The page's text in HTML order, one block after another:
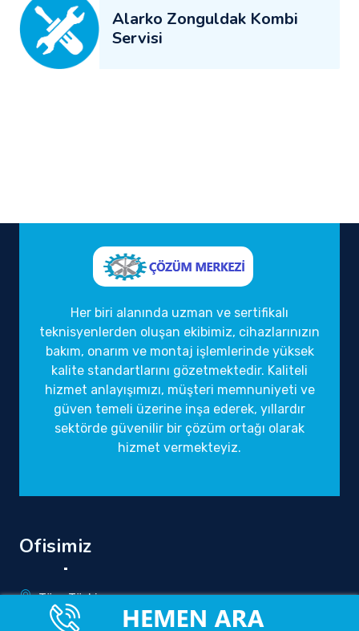
Alarko Zonguldak Kombi
Servisi
Her biri alanında uzman ve sertifikalı
teknisyenlerden oluşan ekibimiz, cihazlarınızın
bakım, onarım ve montaj işlemlerinde yüksek
kalite standartlarını gözetmektedir. Kaliteli
hizmet anlayışımızı, müşteri memnuniyeti ve
güven temeli üzerine inşa ederek, yıllardır
sektörde güvenilir bir çözüm ortağı olarak
hizmet vermekteyiz.
Ofisimiz
Tüm Türkiye
info@yetkilirandevuservisi.com.tr